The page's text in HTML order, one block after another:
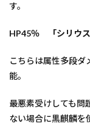
す。
HP45％ 「シリウス
こちらは属性多段ダ
能。
最悪素受けしても問
ない場合に黒麒麟を